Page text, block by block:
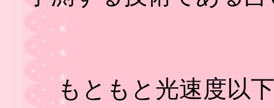
もともと光速度以